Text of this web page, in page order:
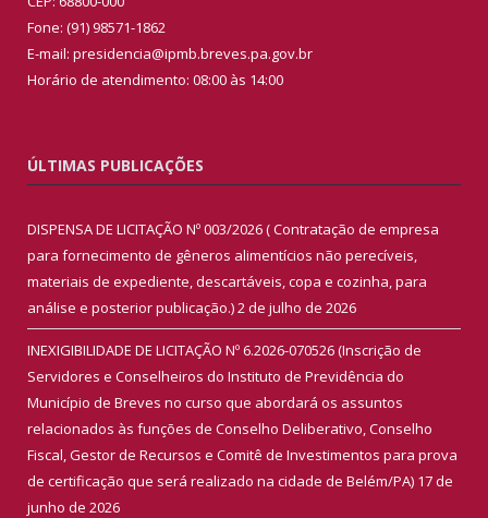
Fone: (91) 98571-1862
E-mail: presidencia@ipmb.breves.pa.gov.br
Horário de atendimento: 08:00 às 14:00
ÚLTIMAS PUBLICAÇÕES
DISPENSA DE LICITAÇÃO Nº 003/2026 ( Contratação de empresa
para fornecimento de gêneros alimentícios não perecíveis,
materiais de expediente, descartáveis, copa e cozinha, para
análise e posterior publicação.)2 de julho de 2026
INEXIGIBILIDADE DE LICITAÇÃO Nº 6.2026-070526 (Inscrição de
Servidores e Conselheiros do Instituto de Previdência do
Município de Breves no curso que abordará os assuntos
relacionados às funções de Conselho Deliberativo, Conselho
Fiscal, Gestor de Recursos e Comitê de Investimentos para prova
de certificação que será realizado na cidade de Belém/PA) 17 de
junho de 2026